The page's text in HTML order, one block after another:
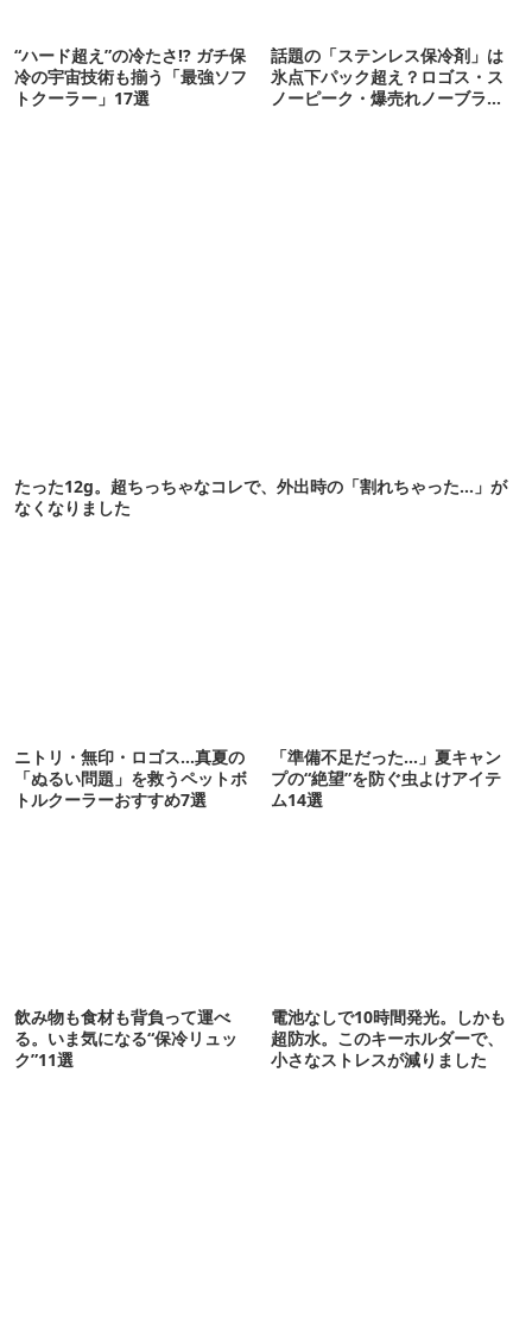
“ハード超え”の冷たさ!? ガチ保
冷の宇宙技術も揃う「最強ソフ
トクーラー」17選
話題の「ステンレス保冷剤」は
氷点下パック超え？ロゴス・ス
ノーピーク・爆売れノーブラン
たった12g。超ちっちゃなコレで、外出時の「割れちゃった…」が
なくなりました
ニトリ・無印・ロゴス…真夏の
「ぬるい問題」を救うペットボ
トルクーラーおすすめ7選
「準備不足だった…」夏キャン
プの“絶望”を防ぐ虫よけアイテ
ム14選
飲み物も食材も背負って運べ
る。いま気になる“保冷リュッ
ク”11選
電池なしで10時間発光。しかも
超防水。このキーホルダーで、
小さなストレスが減りました